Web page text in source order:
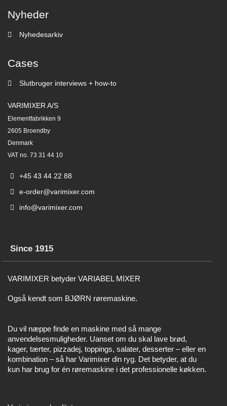
Nyheder
Nyhedesarkiv
Cases
Slutbruger interviews + how-to
VARIMIXER A/S
Elementfabrikken 9
2605 Broendby
Denmark
VAT no. 73 31 44 10
+45 43 44 22 88
e-order@varimixer.com
info@varimixer.com
Since 1915
VARIMIXER betyder VARIABEL MIXER
Også kendt som BJØRN røremaskine.
Du vil næppe finde en maskine med så mange
anvendelsesmuligheder. Uanset om du skal lave brød,
kager, tærter, pizzadej, toppings, salater, desserter – eller en
kombination – så har Varimixer din ryg. Det betyder, at du
kun har brug for én røremaskine i det professionelle køkken.